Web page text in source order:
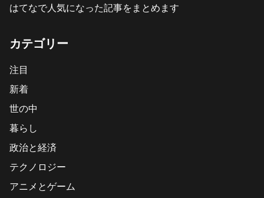
はてなで人気になった記事をまとめます
カテゴリー
注目
新着
世の中
暮らし
政治と経済
テクノロジー
アニメとゲーム